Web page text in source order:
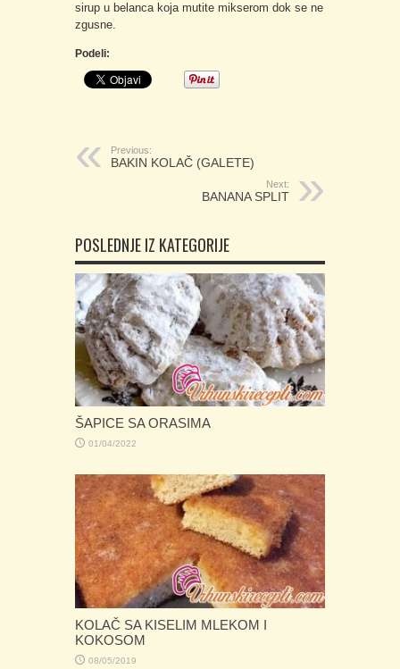
sirup u belanca koja mutite mikserom dok se ne
zgusne.
Podeli:
Previous:
BAKIN KOLAČ (GALETE)
Next:
BANANA SPLIT
POSLEDNJE IZ KATEGORIJE
ŠAPICE SA ORASIMA
01/04/2022
KOLAČ SA KISELIM MLEKOM I
KOKOSOM
08/05/2019